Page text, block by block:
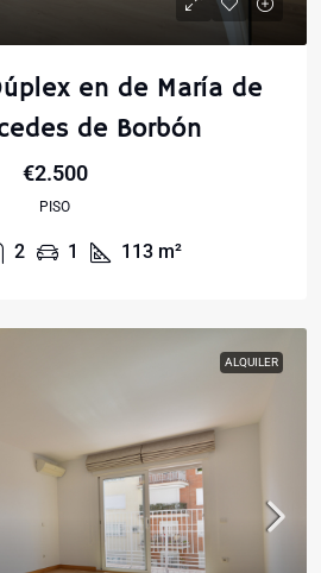
en de María de
de Borbón
€2.500
PISO
2 1 113 m²
ALQUILER